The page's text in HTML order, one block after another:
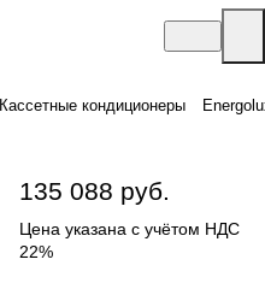
Кассетные кондиционеры
135 088 руб.
Цена указана с учётом НДС
22%